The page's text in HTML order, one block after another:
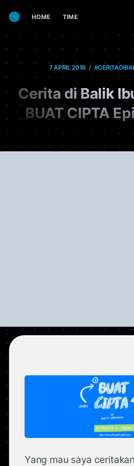
HOME TIME
7 APRIL 2016 /
Cerita di Balik
BUAT CIPTA
Yang mau saya